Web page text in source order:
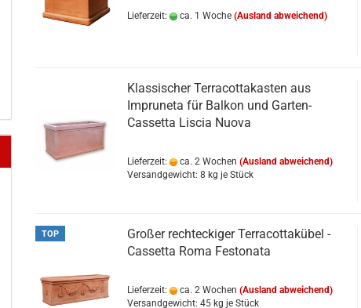
Lieferzeit: ca. 1 Woche (Ausland abweichend)
Klassischer Terracottakasten aus
Impruneta für Balkon und Garten-
Cassetta Liscia Nuova
Lieferzeit: ca. 2 Wochen (Ausland abweichend)
Versandgewicht:8 kg je Stück
TOP
Großer rechteckiger Terracottakübel -
Cassetta Roma Festonata
Lieferzeit: ca. 2 Wochen (Ausland abweichend)
Versandgewicht:45 kg je Stück